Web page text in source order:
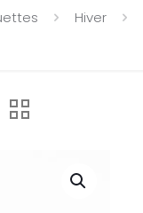
Hiver